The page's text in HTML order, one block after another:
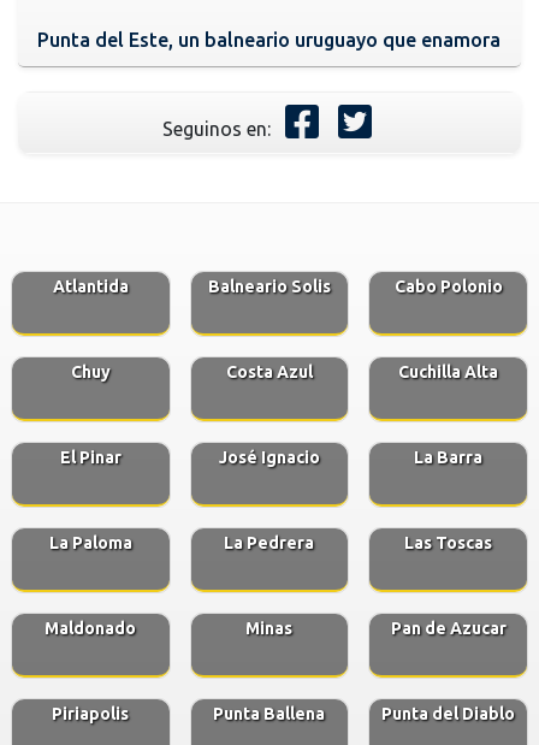
Punta del Este, un balneario uruguayo que enamora
Seguinos en:
Atlantida Balneario Solis Cabo Polonio
Chuy Costa Azul Cuchilla Alta
El Pinar José Ignacio La Barra
La Paloma La Pedrera Las Toscas
Maldonado Minas Pan de Azucar
Piriapolis Punta Ballena Punta del Diablo